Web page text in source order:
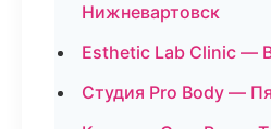
Нижневартовск
Esthetic Lab Clinic —
Студия Pro Body —